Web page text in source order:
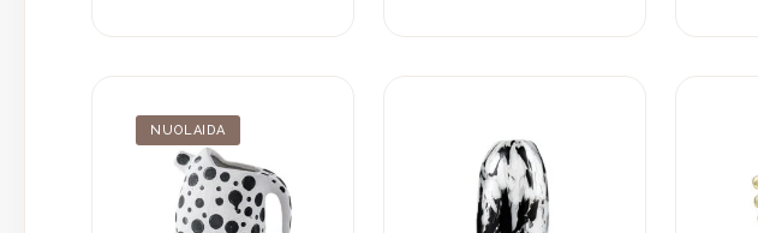
NUOLAIDA
price
price